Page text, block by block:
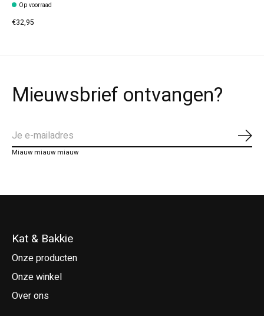
Op voorraad
€32,95
Mieuwsbrief ontvangen?
Miauw miauw miauw
Kat & Bakkie
Onze producten
Onze winkel
Over ons